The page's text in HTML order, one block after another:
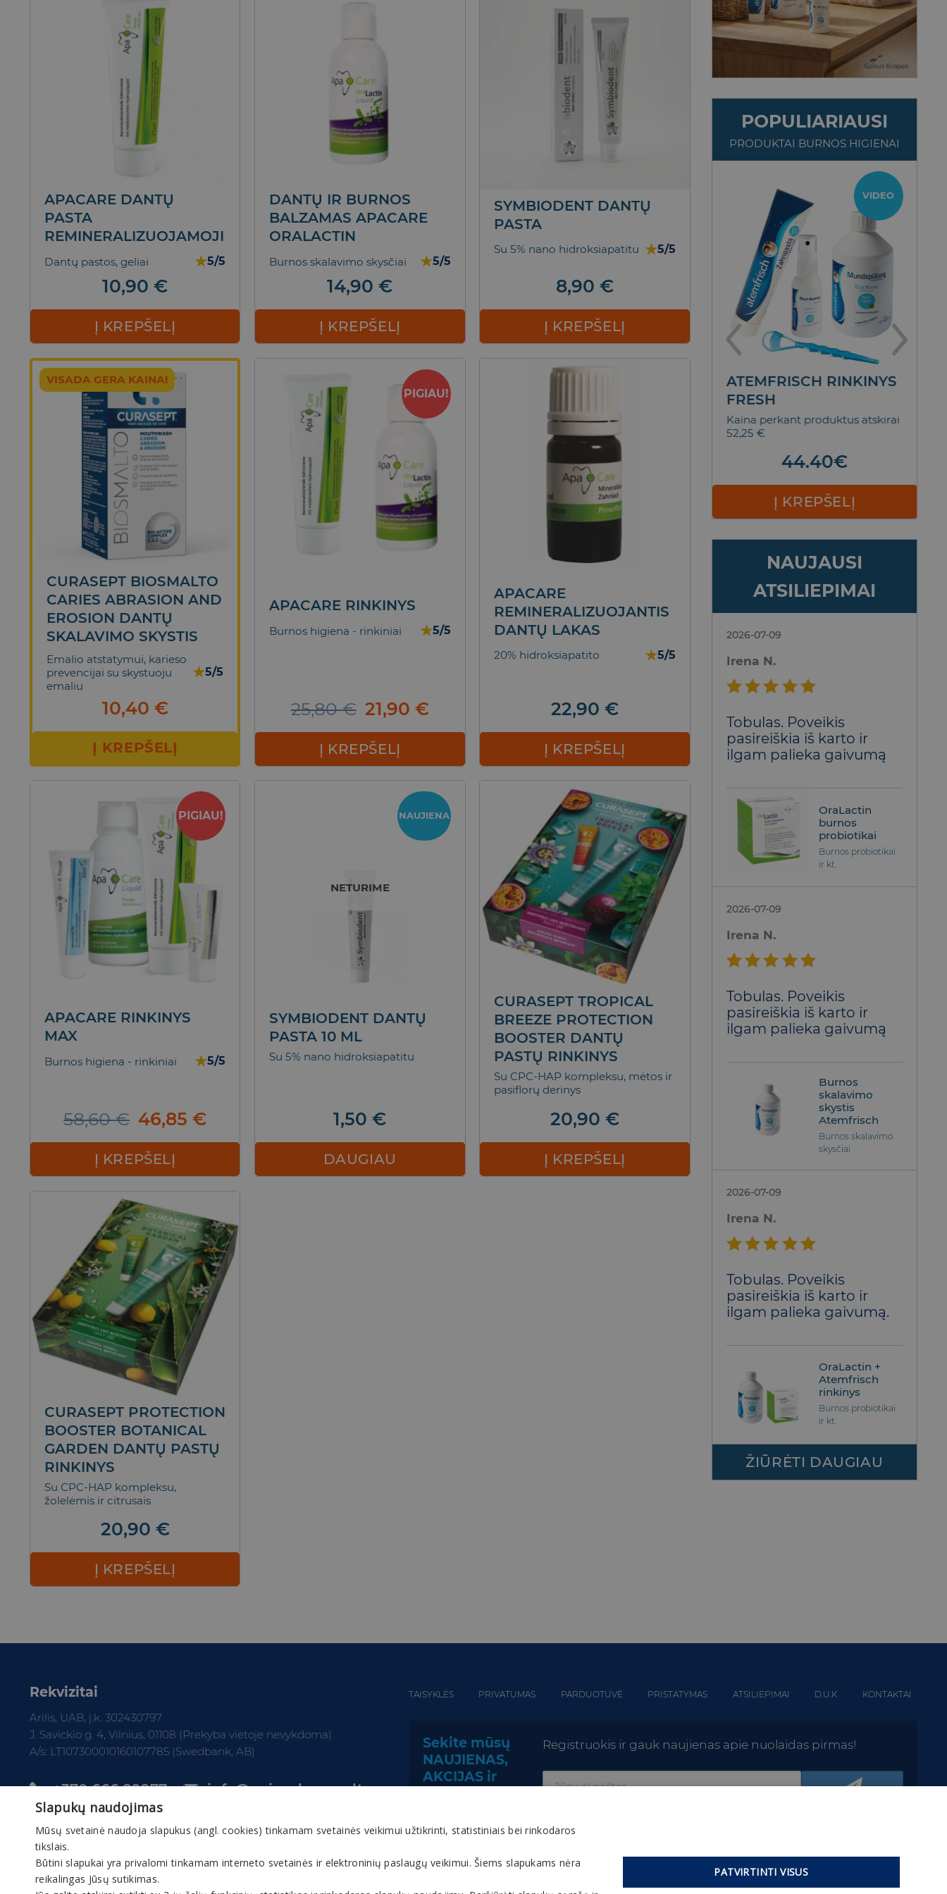
APACARE DANTŲ
PASTA
REMINERALIZUOJAMOJI
Dantų pastos, geliai ★5/5
10,90€
Į KREPŠELĮ
DANTŲ IR BURNOS
BALZAMAS APACARE
ORALACTIN
Burnos skalavimo skysčiai ★5/5
14,90€
Į KREPŠELĮ
SYMBIODENT DANTŲ
PASTA
Su 5% nano hidroksiapatitu ★5/5
8,90 €
Į KREPŠELĮ
VISADA GERA KAINA!
CURASEPT BIOSMALTO
CARIES ABRASION AND
EROSION DANTŲ
SKALAVIMO SKYSTIS
Emalio atstatymui, karieso
prevencijai su skystuoju
emaliu
★5/5
10,40 €
Į KREPŠELĮ
PIGIAU!
APACARE RINKINYS
Burnos higiena - rinkiniai ★5/5
25,80€ Original
was:
25,80 €.
21,90 €Current
21,90 €.
Į KREPŠELĮ
APACARE
REMINERALIZUOJANTIS
DANTŲ LAKAS
20% hidroksiapatito ★5/5
22,90 €
Į KREPŠELĮ
PIGIAU!
APACARE RINKINYS
MAX
Burnos higiena - rinkiniai ★5/5
58,60€ Original
was:
58,60 €.
46,85€Current
46,85 €.
Į KREPŠELĮ
NAUJIENA
NETURIME
SYMBIODENT DANTŲ
PASTA 10 ML
Su 5% nano hidroksiapatitu
1,50€
DAUGIAU
CURASEPT TROPICAL
BREEZE PROTECTION
BOOSTER DANTŲ
PASTŲ RINKINYS
Su CPC-HAP kompleksu, mėtos ir
pasiflorų derinys
20,90 €
Į KREPŠELĮ
CURASEPT PROTECTION
BOOSTER BOTANICAL
GARDEN DANTŲ PASTŲ
RINKINYS
Su CPC-HAP kompleksu,
žolelėmis ir citrusais
20,90 €
Į KREPŠELĮ
POPULIARIAUSI
PRODUKTAI BURNOS HIGIENAI
BALINANTI DANTŲ
Įprasta kaina 14,90-15,90 €
10.90
Į KREPŠELĮ
VIDEO
ATEMFRISCH RINKINYS
FRESH
Kaina perkant produktus atskirai
52,25 €
44.40€
Į KREPŠELĮ
NAUJAUSI
ATSILIEPIMAI
2026-07-09
Irena N.
5iš 5
Tobulas. Poveikis
pasireiškia iš karto ir
ilgam palieka gaivumą
OraLactin
burnos
probiotikai
Burnos probiotikai
ir kt.
2026-07-09
Irena N.
5iš 5
Tobulas. Poveikis
pasireiškia iš karto ir
ilgam palieka gaivumą
Burnos
skalavimo
skystis
Atemfrisch
Burnos skalavimo
skysčiai
2026-07-09
Irena N.
5iš 5
Tobulas. Poveikis
pasireiškia iš karto ir
ilgam palieka gaivumą.
OraLactin +
Atemfrisch
rinkinys
Burnos probiotikai
ir kt.
ŽIŪRĖTI DAUGIAU
Rekvizitai
Arilis, UAB, į.k. 302430797
J. Savickio g. 4, Vilnius, 01108 (Prekyba vietoje nevykdoma)
A/s: LT107300010160107785 (Swedbank, AB)
+370 666 29977 info@gaivuskvapas.lt
TAISYKLĖS PRIVATUMAS PARDUOTUVĖ PRISTATYMAS ATSILIEPIMAI D.U.K KONTAKTAI
Sekite mūsų
NAUJIENAS,
AKCIJAS ir
Registruokis ir gauk naujienas apie nuolaidas pirmas!
Slapukų naudojimas
Mūsų svetainė naudoja slapukus (angl. cookies) tinkamam svetainės veikimui užtikrinti, statistiniais bei rinkodaros
tikslais.
Būtini slapukai yra privalomi tinkamam interneto svetainės ir elektroninių paslaugų veikimui. Šiems slapukams nėra
reikalingas Jūsų sutikimas.
PATVIRTINTI VISUS